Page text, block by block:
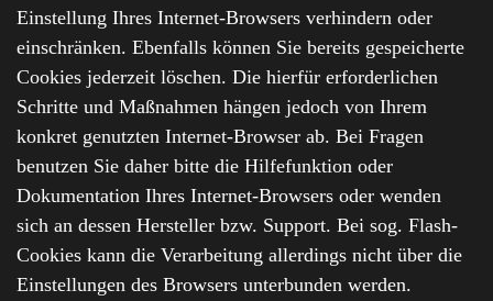
Einstellung Ihres Internet-Browsers verhindern oder
einschränken. Ebenfalls können Sie bereits gespeicherte
Cookies jederzeit löschen. Die hierfür erforderlichen
Schritte und Maßnahmen hängen jedoch von Ihrem
konkret genutzten Internet-Browser ab. Bei Fragen
benutzen Sie daher bitte die Hilfefunktion oder
Dokumentation Ihres Internet-Browsers oder wenden
sich an dessen Hersteller bzw. Support. Bei sog. Flash-
Cookies kann die Verarbeitung allerdings nicht über die
Einstellungen des Browsers unterbunden werden.